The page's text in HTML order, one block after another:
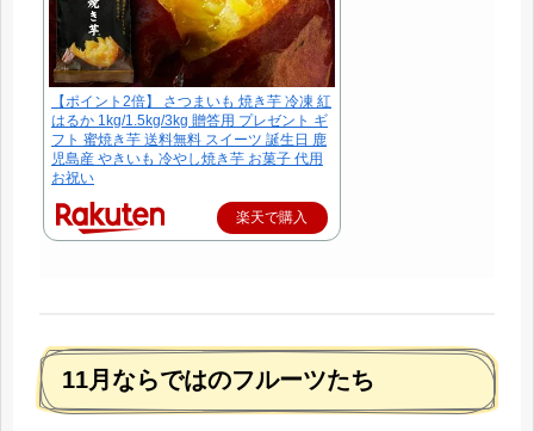
【ポイント2倍】 さつまいも 焼き芋 冷凍 紅
はるか 1kg/1.5kg/3kg 贈答用 プレゼント ギ
フト 蜜焼き芋 送料無料 スイーツ 誕生日 鹿
児島産 やきいも 冷やし焼き芋 お菓子 代用
お祝い
楽天で購入
11月ならではのフルーツたち